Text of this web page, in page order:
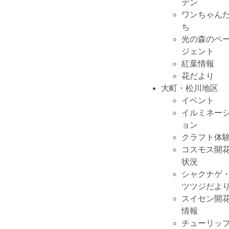
デン
ワンちゃんた
ち
光の森のペ
ジェント
紅葉情報
花だより
大町・松川地区
イベント
イルミネー
ョン
クラフト体
コスモス開
状況
シャクナゲ・
ツツジだより
スイセン開
情報
チューリッ